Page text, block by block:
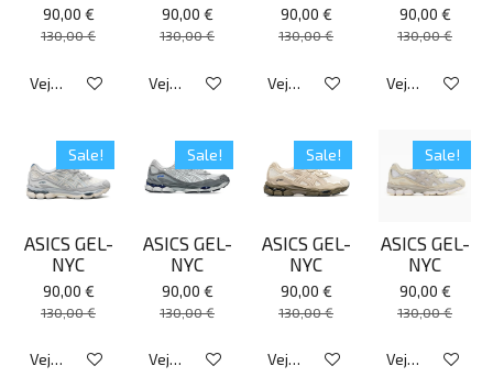
90,00 €
130,00 €
Veja detalhes
90,00 €
130,00 €
Veja detalhes
90,00 €
130,00 €
Veja detalhes
90,00 €
130,00 €
Veja detalhes
Sale!
ASICS GEL-
NYC
90,00 €
130,00 €
Veja detalhes
Sale!
ASICS GEL-
NYC
90,00 €
130,00 €
Veja detalhes
Sale!
ASICS GEL-
NYC
90,00 €
130,00 €
Veja detalhes
Sale!
ASICS GEL-
NYC
90,00 €
130,00 €
Veja detalhes